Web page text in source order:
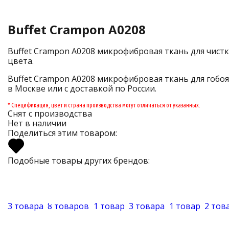
Buffet Crampon A0208
Buffet Crampon A0208 микрофибровая ткань для
цвета.
Buffet Crampon A0208 микрофибровая ткань для
в Москве или с доставкой по России.
* Спецификация, цвет и страна производства могут отличаться от указанных.
Снят с производства
Нет в наличии
Поделиться этим товаром:
Подобные товары других брендов:
3 товара 8 товаров 1 товар 3 товара 1 товар 2